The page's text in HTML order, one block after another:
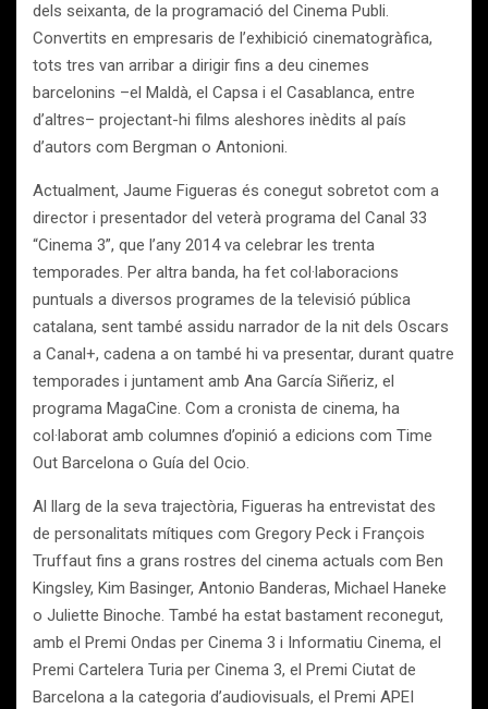
dels seixanta, de la programació del Cinema Publi.
Convertits en empresaris de l’exhibició cinematogràfica,
tots tres van arribar a dirigir fins a deu cinemes
barcelonins –el Maldà, el Capsa i el Casablanca, entre
d’altres– projectant-hi films aleshores inèdits al país
d’autors com Bergman o Antonioni.
Actualment, Jaume Figueras és conegut sobretot com a
director i presentador del veterà programa del Canal 33
“Cinema 3”, que l’any 2014 va celebrar les trenta
temporades. Per altra banda, ha fet col·laboracions
puntuals a diversos programes de la televisió pública
catalana, sent també assidu narrador de la nit dels Oscars
a Canal+, cadena a on també hi va presentar, durant quatre
temporades i juntament amb Ana García Siñeriz, el
programa MagaCine. Com a cronista de cinema, ha
col·laborat amb columnes d’opinió a edicions com Time
Out Barcelona o Guía del Ocio.
Al llarg de la seva trajectòria, Figueras ha entrevistat des
de personalitats mítiques com Gregory Peck i François
Truffaut fins a grans rostres del cinema actuals com Ben
Kingsley, Kim Basinger, Antonio Banderas, Michael Haneke
o Juliette Binoche. També ha estat bastament reconegut,
amb el Premi Ondas per Cinema 3 i Informatiu Cinema, el
Premi Cartelera Turia per Cinema 3, el Premi Ciutat de
Barcelona a la categoria d’audiovisuals, el Premi APEI